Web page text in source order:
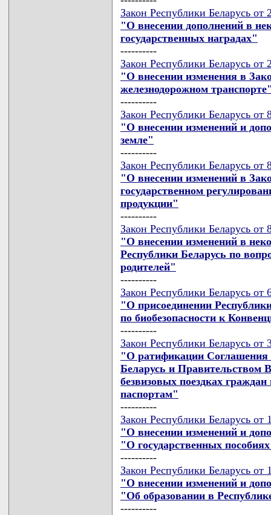
Закон Республики Беларусь
"О внесении дополнений в
государственных наградах"
----------
Закон Республики Беларусь
"О внесении изменения в
железнодорожном
----------
Закон Республики Беларусь
"О внесении изменений и
земле"
----------
Закон Республики Беларусь
"О внесении изменений в
государственном
продукции"
----------
Закон Республики Беларусь
"О внесении изменений в
Республики Беларусь по
родителей"
----------
Закон Республики Беларусь
"О присоединении
по биобезопасности к
----------
Закон Республики Беларусь
"О ратификации Соглашения
Беларусь и Правительством
безвизовых поездках
паспортам"
----------
Закон Республики Беларусь от
"О внесении изменений и
"О государственных
----------
Закон Республики Беларусь от
"О внесении изменений и
"Об образовании в
----------